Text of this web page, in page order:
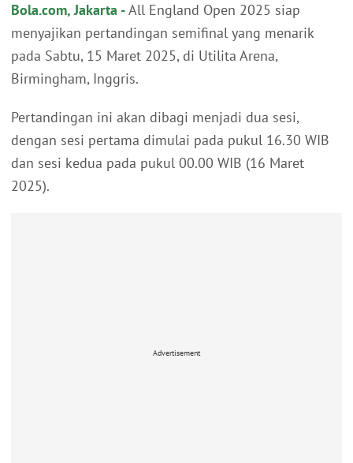
Jadwal Semifinal All England 2025
Bola.com, Jakarta -All England Open 2025 siap
menyajikan pertandingan semifinal yang menarik
pada Sabtu, 15 Maret 2025, di Utilita Arena,
Birmingham, Inggris.
Pertandingan ini akan dibagi menjadi dua sesi,
dengan sesi pertama dimulai pada pukul 16.30 WIB
dan sesi kedua pada pukul 00.00 WIB (16 Maret
2025).
Advertisement